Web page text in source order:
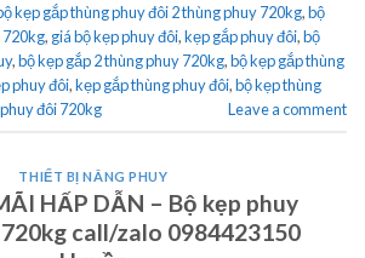
kẹp gắp thùng phuy đôi 2 thùng phuy 720kg,bộ
720kg, giá bộ kẹp phuy đôi,kẹp gắp phuy đôi,bộ
,bộ kẹp gắp 2 thùng phuy 720kg,bộ kẹp gắp thùng
phuy đôi,kẹp gắp thùng phuy đôi,bộ kẹp thùng
đôi 720kg Leave a comment
THIẾT BỊ NÂNG PHUY
HẤP DẪN – Bộ kẹp phuy
call/zalo 0984423150